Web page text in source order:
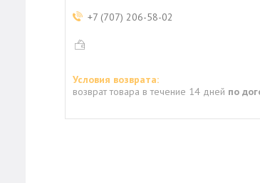
+7 (707) 206-58-02
возврат товара в течение 14 дней по